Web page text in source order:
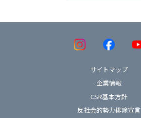
サイトマップ
企業情報
CSR基本方針
反社会的勢力排除宣言